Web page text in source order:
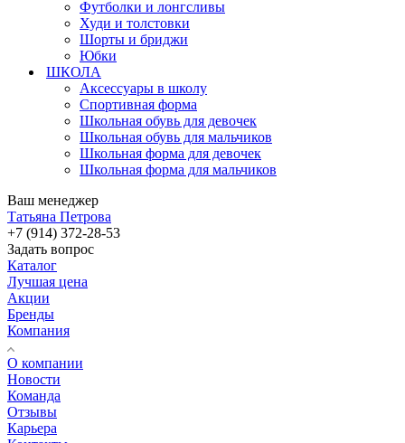
Футболки и лонгсливы
Худи и толстовки
Шорты и бриджи
Юбки
ШКОЛА
Аксессуары в школу
Спортивная форма
Школьная обувь для девочек
Школьная обувь для мальчиков
Школьная форма для девочек
Школьная форма для мальчиков
Ваш менеджер
Татьяна Петрова
+7 (914) 372-28-53
Задать вопрос
Каталог
Лучшая цена
Акции
Бренды
Компания
О компании
Новости
Команда
Отзывы
Карьера